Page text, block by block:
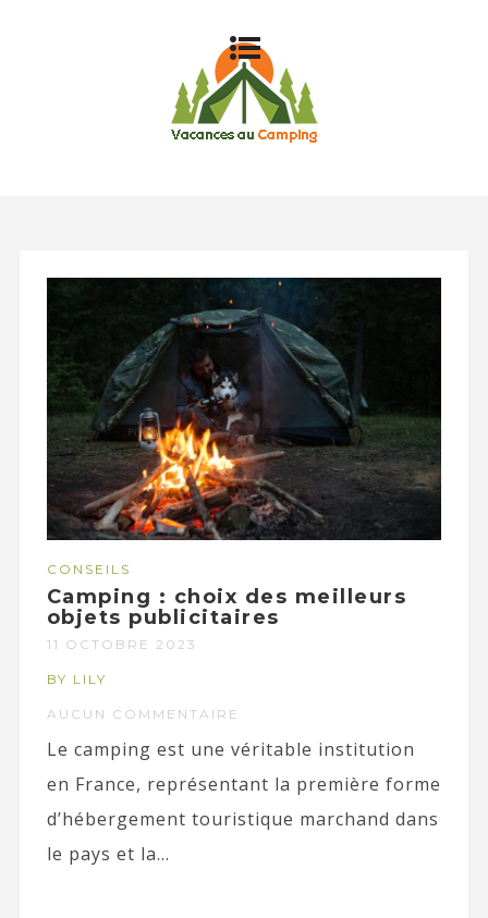
CONSEILS
Camping : choix des meilleurs
objets publicitaires
11 OCTOBRE 2023
BY LILY
AUCUN COMMENTAIRE
Le camping est une véritable institution
en France, représentant la première forme
d’hébergement touristique marchand dans
le pays et la...